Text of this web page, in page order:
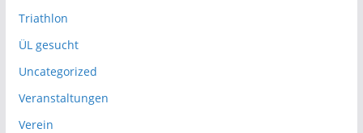
Triathlon
ÜL gesucht
Uncategorized
Veranstaltungen
Verein